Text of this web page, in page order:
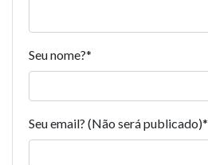
Seu nome?*
Seu email? (Não será publicado)*